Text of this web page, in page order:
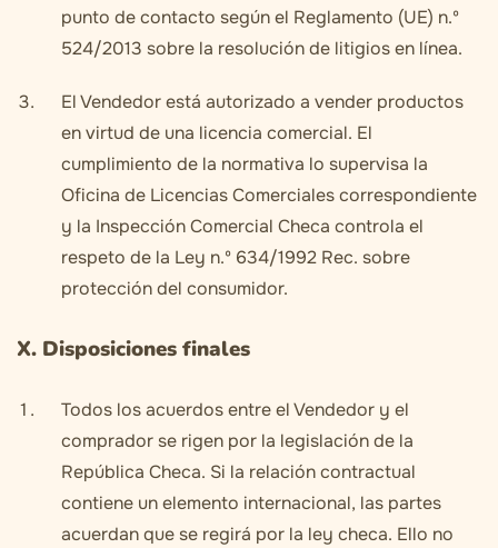
punto de contacto según el Reglamento (UE) n.º
524/2013 sobre la resolución de litigios en línea.
El Vendedor está autorizado a vender productos
en virtud de una licencia comercial. El
cumplimiento de la normativa lo supervisa la
Oficina de Licencias Comerciales correspondiente
y la Inspección Comercial Checa controla el
respeto de la Ley n.º 634/1992 Rec. sobre
protección del consumidor.
X. Disposiciones finales
Todos los acuerdos entre el Vendedor y el
comprador se rigen por la legislación de la
República Checa. Si la relación contractual
contiene un elemento internacional, las partes
acuerdan que se regirá por la ley checa. Ello no